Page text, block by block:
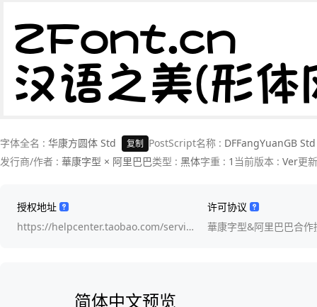
ZFont.cn
汉语之美(形体
字体全名 : 华康方圆体 Std 复制 PostScript名称 : DFFangYuanGB Std
发行商/作者 : 華康字型 × 阿里巴巴类型 : 黑体字重 : 1 当前版本 : Ver更
授权地址
https://helpcenter.taobao.com/servi…
许可协议
華康字型&阿里巴巴合作
简体中文预览